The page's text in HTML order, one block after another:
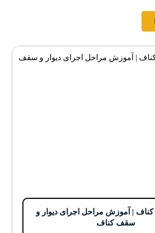
| آموزش مراحل اجرای دیوار و
سقف کناف